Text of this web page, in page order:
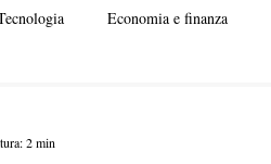
Economia e finanza
2 min